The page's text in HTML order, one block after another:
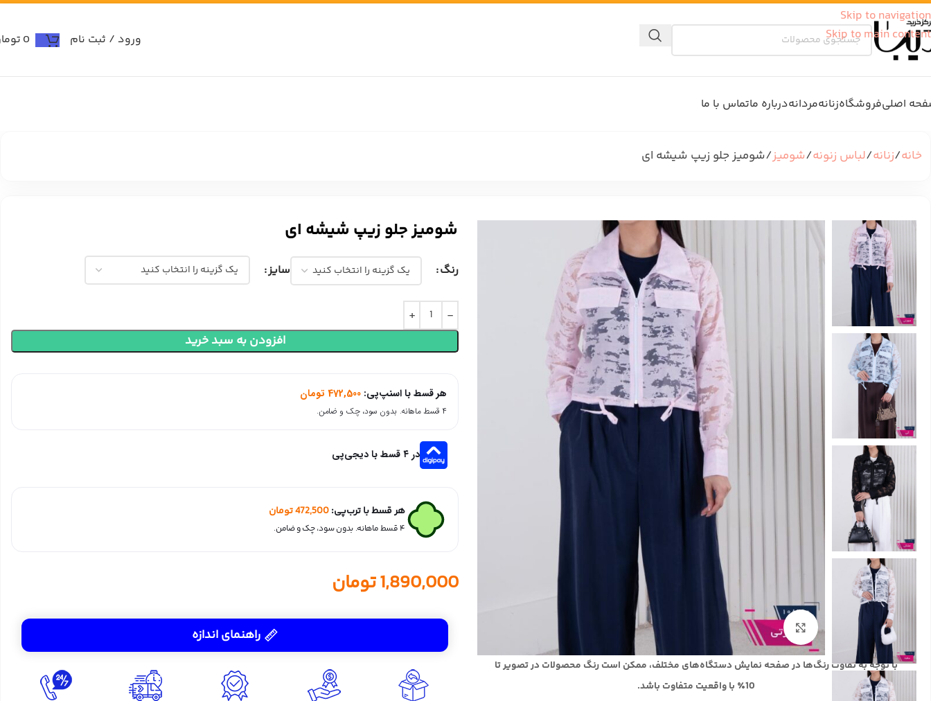
Skip to navigation
Skip to main content
ورود / ثبت نام 0
اصلیفروشگاهزنانهمردانهدرباره ماتماس با ما
خانه زنانه لباس زنونه شومیز شومیز جلو زیپ شیشه ای
بزرگنمایی تصویر
با توجه به تفاوت رنگ‌ها در صفحه نمایش دستگاه‌های مختلف، ممکن است رنگ محصولات در تصویر تا
10٪ با واقعیت متفاوت باشد.
شومیز جلو زیپ شیشه ای
رنگ سایز
افزودن به سبد خرید
هر قسط با اسنپ‌پی: 472,500 تومان
۴ قسط ماهانه. بدون سود، چک و ضامن.
در ۴ قسط با دیجی‌پی
هر قسط با ترب‌پی:472,500تومان
۴ قسط ماهانه. بدون سود، چک و ضامن.
1,890,000تومان
راهنمای اندازه